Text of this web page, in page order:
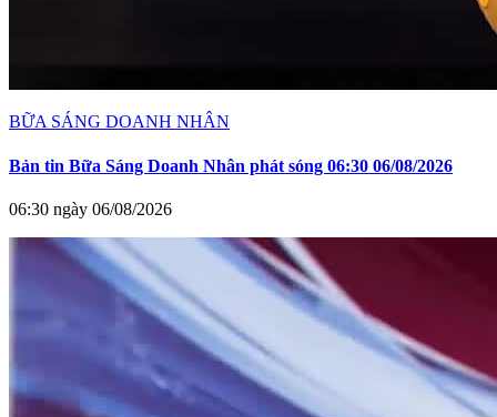
BỮA SÁNG DOANH NHÂN
Bản tin Bữa Sáng Doanh Nhân phát sóng 06:30 06/08/2026
06:30 ngày 06/08/2026